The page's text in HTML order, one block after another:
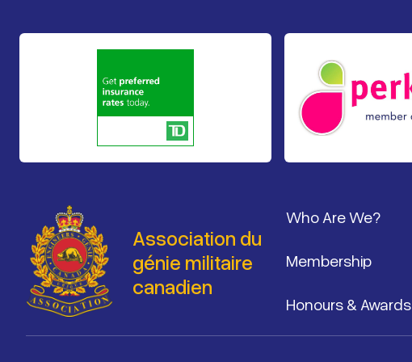
Association du
génie militaire
canadien
Who Are We?
Membership
Honours & Awards